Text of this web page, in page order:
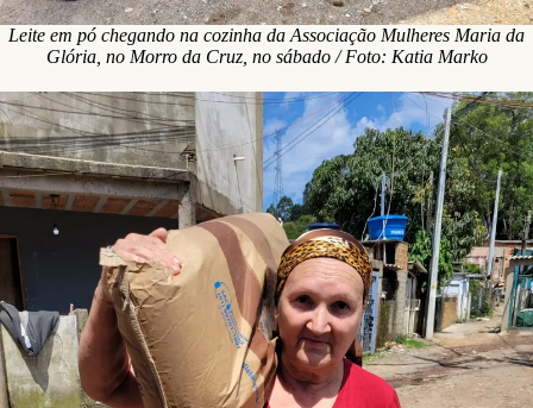
Leite em pó chegando na cozinha da Associação Mulheres Maria da
Glória, no Morro da Cruz, no sábado / Foto: Katia Marko